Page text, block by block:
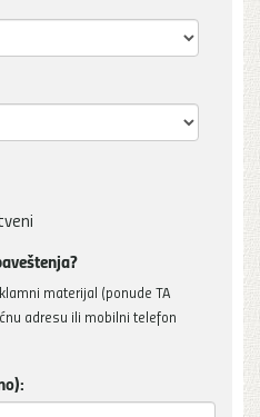
materijal (ponude TA
adresu ili mobilni telefon